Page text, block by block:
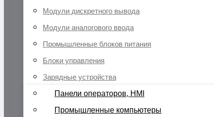
Модули дискретного вывода
Модули аналогового ввода
Промышленные блоков питания
Блоки управления
Зарядные устройства
Панели операторов, HMI
Промышленные компьютеры